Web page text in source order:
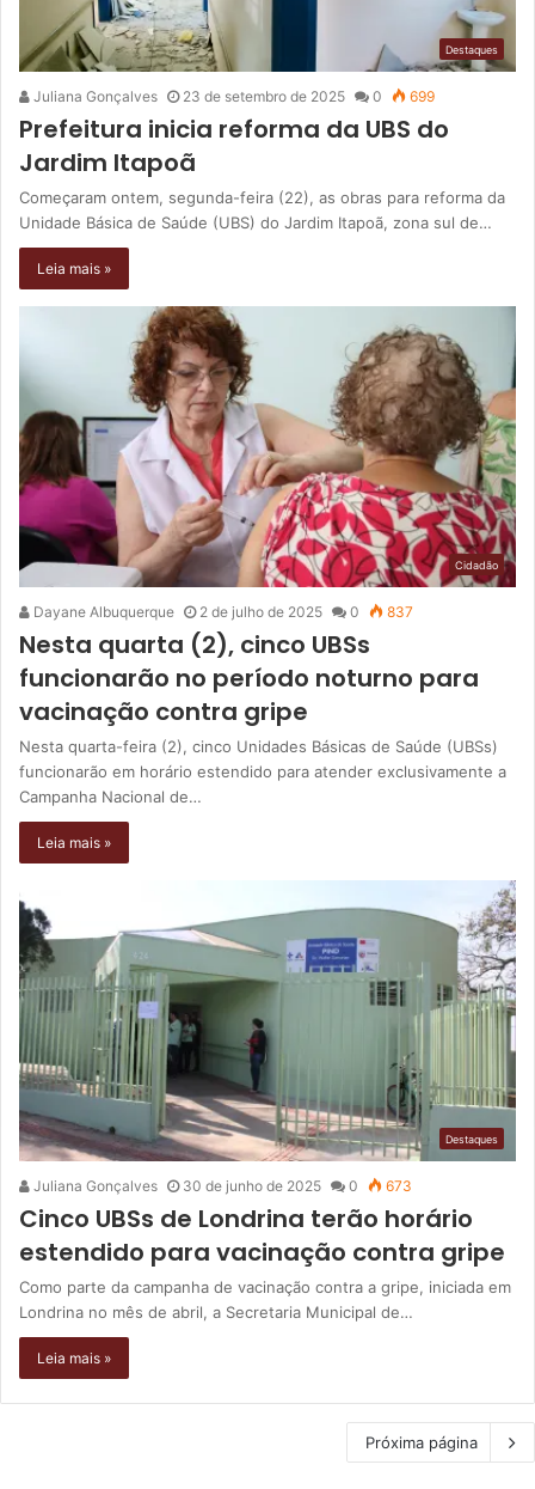
Destaques
Juliana Gonçalves 23 de setembro de 2025 0 699
Prefeitura inicia reforma da UBS do
Jardim Itapoã
Começaram ontem, segunda-feira (22), as obras para reforma da
Unidade Básica de Saúde (UBS) do Jardim Itapoã, zona sul de…
Leia mais »
Cidadão
Dayane Albuquerque 2 de julho de 2025 0 837
Nesta quarta (2), cinco UBSs
funcionarão no período noturno para
vacinação contra gripe
Nesta quarta-feira (2), cinco Unidades Básicas de Saúde (UBSs)
funcionarão em horário estendido para atender exclusivamente a
Campanha Nacional de…
Leia mais »
Destaques
Juliana Gonçalves 30 de junho de 2025 0 673
Cinco UBSs de Londrina terão horário
estendido para vacinação contra gripe
Como parte da campanha de vacinação contra a gripe, iniciada em
Londrina no mês de abril, a Secretaria Municipal de…
Leia mais »
Próxima página